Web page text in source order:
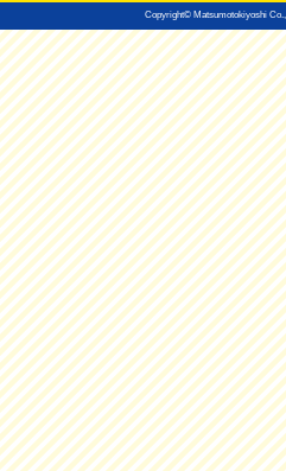
Copyright© Matsumotokiyoshi